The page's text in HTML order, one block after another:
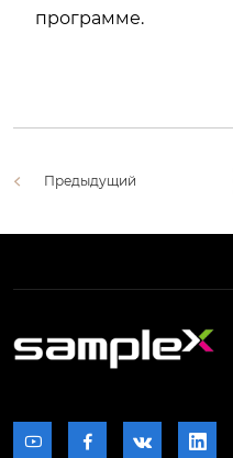
программе.
Предыдущий
   